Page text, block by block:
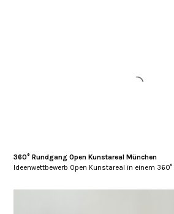
360° Rundgang Open Kunstareal München
Ideenwettbewerb Open Kunstareal in einem 360°